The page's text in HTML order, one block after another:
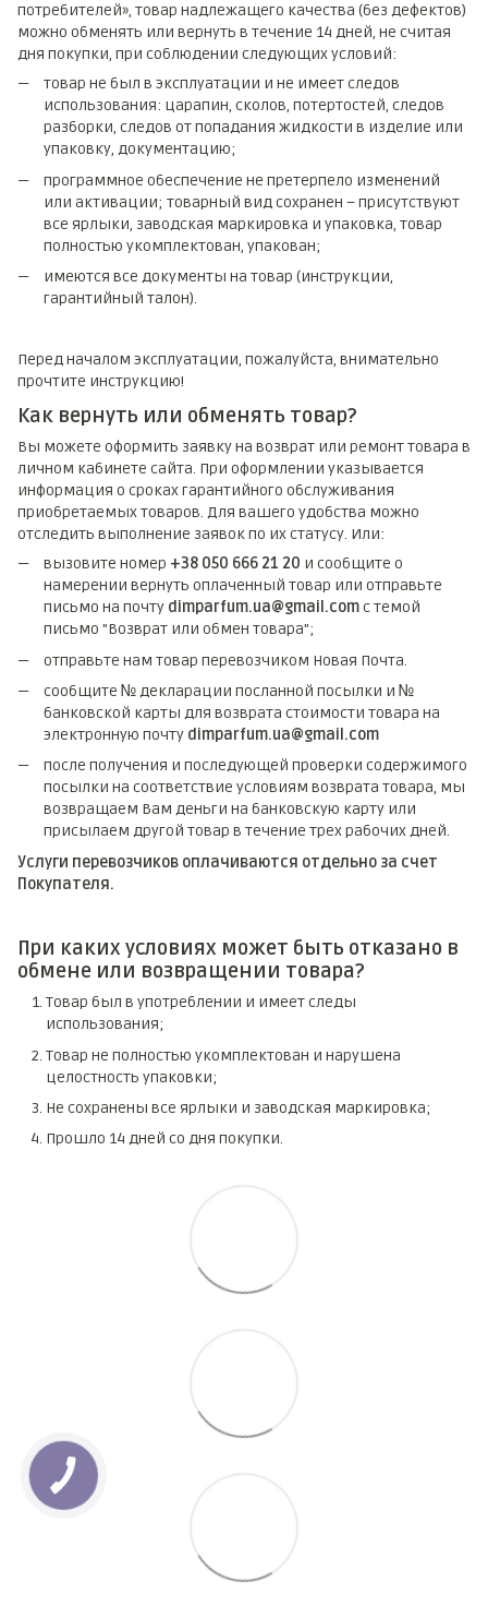
потребителей», товар надлежащего качества (без дефектов)
можно обменять или вернуть в течение 14 дней, не считая
дня покупки, при соблюдении следующих условий:
товар не был в эксплуатации и не имеет следов
использования: царапин, сколов, потертостей, следов
разборки, следов от попадания жидкости в изделие или
упаковку, документацию;
программное обеспечение не претерпело изменений
или активации; товарный вид сохранен – присутствуют
все ярлыки, заводская маркировка и упаковка, товар
полностью укомплектован, упакован;
имеются все документы на товар (инструкции,
гарантийный талон).
Перед началом эксплуатации, пожалуйста, внимательно
прочтите инструкцию!
Как вернуть или обменять товар?
Вы можете оформить заявку на возврат или ремонт товара в
личном кабинете сайта. При оформлении указывается
информация о сроках гарантийного обслуживания
приобретаемых товаров. Для вашего удобства можно
отследить выполнение заявок по их статусу. Или:
вызовите номер +38 050 666 21 20 и сообщите о
намерении вернуть оплаченный товар или отправьте
письмо на почту dimparfum.ua@gmail.comс темой
письмо "Возврат или обмен товара";
отправьте нам товар перевозчиком Новая Почта.
сообщите № декларации посланной посылки и №
банковской карты для возврата стоимости товара на
электронную почту dimparfum.ua@gmail.com
после получения и последующей проверки содержимого
посылки на соответствие условиям возврата товара, мы
возвращаем Вам деньги на банковскую карту или
присылаем другой товар в течение трех рабочих дней.
Услуги перевозчиков оплачиваются отдельно за счет
Покупателя.
При каких условиях может быть отказано в
обмене или возвращении товара?
Товар был в употреблении и имеет следы
использования;
Товар не полностью укомплектован и нарушена
целостность упаковки;
Не сохранены все ярлыки и заводская маркировка;
Прошло 14 дней со дня покупки.